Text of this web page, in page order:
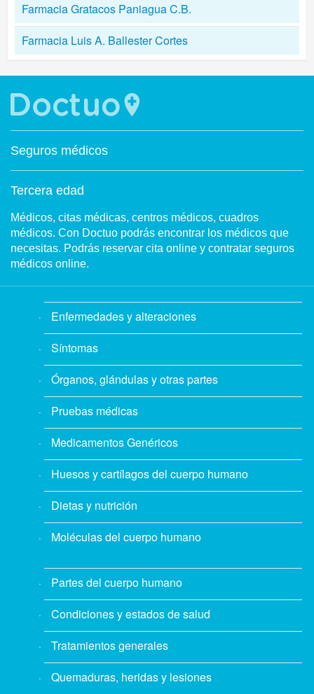
Farmacia Gratacos Paniagua C.B.
Farmacia Luis A. Ballester Cortes
Seguros médicos
Tercera edad
Médicos, citas médicas, centros médicos, cuadros
médicos. Con Doctuo podrás encontrar los médicos que
necesitas. Podrás reservar cita online y contratar seguros
médicos online.
Enfermedades y alteraciones
Síntomas
Órganos, glándulas y otras partes
Pruebas médicas
Medicamentos Genéricos
Huesos y cartílagos del cuerpo humano
Dietas y nutrición
Moléculas del cuerpo humano
Partes del cuerpo humano
Condiciones y estados de salud
Tratamientos generales
Quemaduras, heridas y lesiones